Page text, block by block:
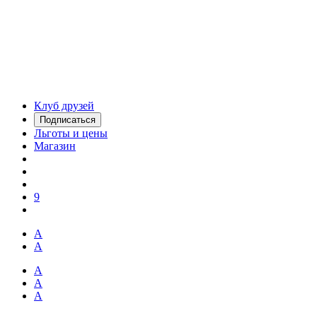
Клуб друзей
Подписаться
Льготы и цены
Магазин
9
А
А
А
А
А